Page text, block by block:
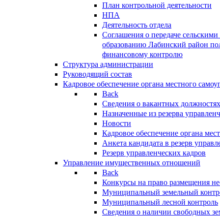
План контрольной деятельности
НПА
Деятельность отдела
Соглашения о передаче
образованию Лабинский район
финансовому контролю
Структура администрации
Руководящий состав
Кадровое обеспечение органа местного
Back
Сведения о вакантных
Назначенные из резерва
Новости
Кадровое обеспечение органа
Анкета кандидата в резерв
Резерв управленческих кадров
Управление имущественных отношений
Back
Конкурсы на право размещения
Муниципальный земельный
Муниципальный лесной контроль
Сведения о наличии свободных